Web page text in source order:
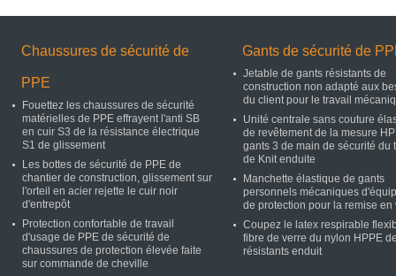
Chaussures de sécurité de
PPE
Fouettez les chaussures de sécurité
matérielles de PPE effrayent l'anti SB
en cuir S3 de la résistance électrique
S1 de glissement
Les bottes de sécurité de PPE de
chantier de construction, glissement sur
l'orteil en acier rejette le cuir noir
d'entrepôt
Protection confortable de travail
d'usage de PPE de sécurité de
chaussures de protection élevée faite
sur commande de cheville
Gants de sécurité de
Jetable de gants résistants de
construction non adapté aux
du client pour le travail
Unité centrale sans couture
de revêtement de la mesure
gants 3 de main de sécurité du
de Knit enduite
Manchette élastique de gants
personnels mécaniques
de protection pour la remise en
Coupez le latex respirable
fibre de verre du nylon HPPE
résistants enduit